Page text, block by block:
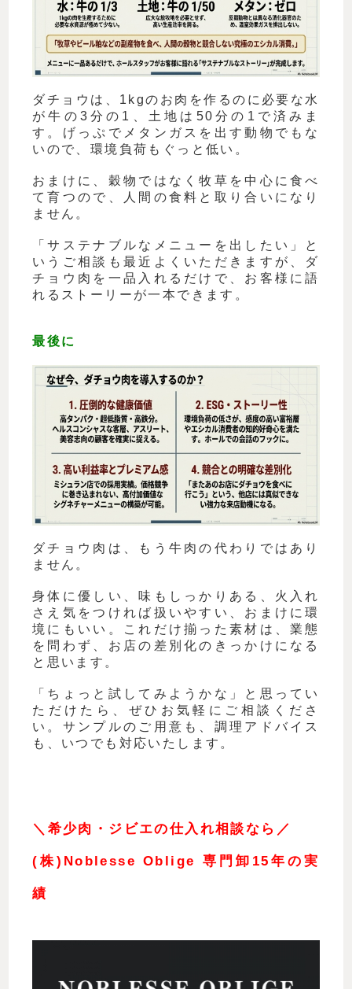
ダチョウは、1kgのお肉を作るのに必要な水
が牛の3分の1、土地は50分の1で済みま
す。げっぷでメタンガスを出す動物でもな
いので、環境負荷もぐっと低い。
おまけに、穀物ではなく牧草を中心に食べ
て育つので、人間の食料と取り合いになり
ません。
「サステナブルなメニューを出したい」と
いうご相談も最近よくいただきますが、ダ
チョウ肉を一品入れるだけで、お客様に語
れるストーリーが一本できます。
最後に
ダチョウ肉は、もう牛肉の代わりではあり
ません。
身体に優しい、味もしっかりある、火入れ
さえ気をつければ扱いやすい、おまけに環
境にもいい。これだけ揃った素材は、業態
を問わず、お店の差別化のきっかけになる
と思います。
「ちょっと試してみようかな」と思ってい
ただけたら、ぜひお気軽にご相談くださ
い。サンプルのご用意も、調理アドバイス
も、いつでも対応いたします。
＼希少肉・ジビエの仕入れ相談なら／
(株)Noblesse Oblige 専門卸15年の実
績